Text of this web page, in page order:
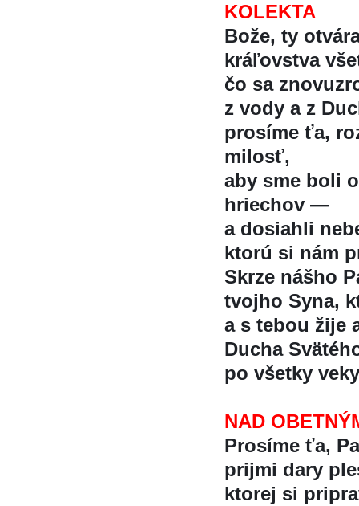
KOLEKTA
Bože, ty
kráľovstva
čo sa
z vody a z
prosíme ťa,
milosť,
aby sme boli
hriechov —
a dosiahli
ktorú si nám
Skrze nášho
tvojho Syna,
a s tebou žije
Ducha
po všetky
NAD
Prosíme ťa,
prijmi dary
ktorej si